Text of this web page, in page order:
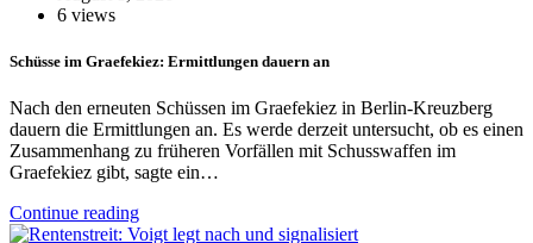
6 views
Schüsse im Graefekiez: Ermittlungen dauern an
Nach den erneuten Schüssen im Graefekiez in Berlin-Kreuzberg
dauern die Ermittlungen an. Es werde derzeit untersucht, ob es einen
Zusammenhang zu früheren Vorfällen mit Schusswaffen im
Graefekiez gibt, sagte ein…
Continue reading